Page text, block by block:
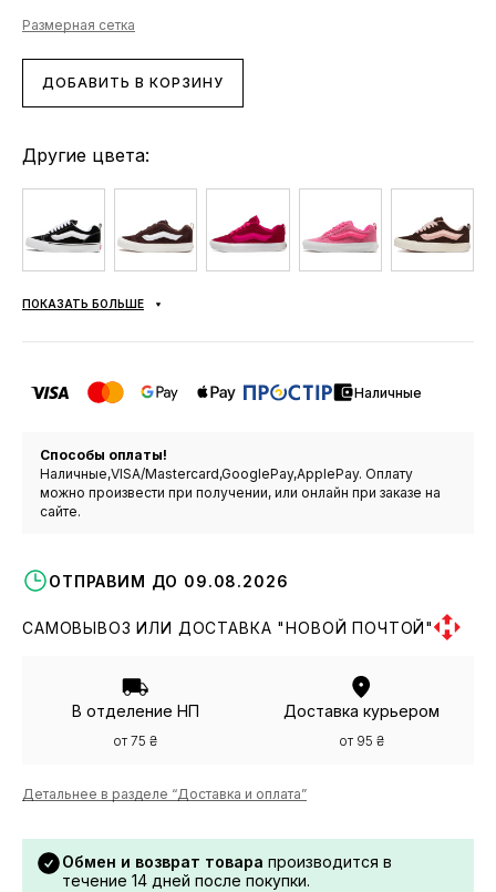
Размерная сетка
ДОБАВИТЬ В КОРЗИНУ
Другие цвета:
ПОКАЗАТЬ БОЛЬШЕ
Наличные
Способы оплаты!
Наличные,VISA/Mastercard,GooglePay,ApplePay. Оплату
можно произвести при получении, или онлайн при заказе на
сайте.
ОТПРАВИМ ДО 09.08.2026
САМОВЫВОЗ ИЛИ ДОСТАВКА "НОВОЙ ПОЧТОЙ"
В отделение НП
от 75 ₴
Доставка курьером
от 95 ₴
Детальнее в разделе “Доставка и оплата”
Обмен и возврат товара производится в
течение 14 дней после покупки.